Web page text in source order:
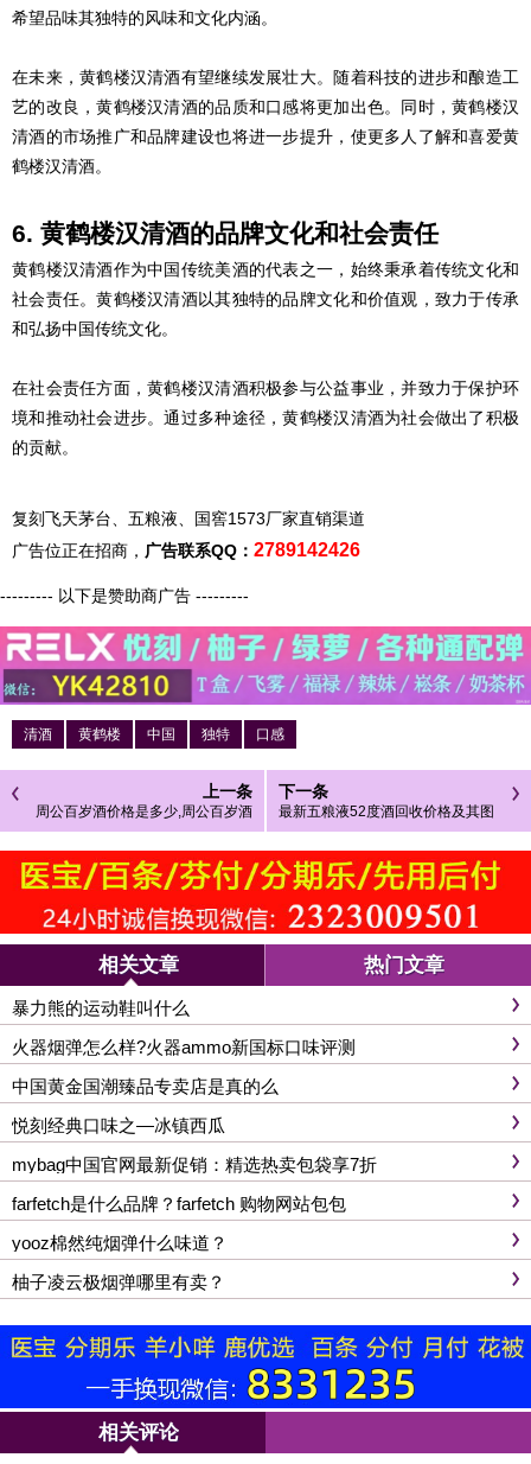
希望品味其独特的风味和文化内涵。
在未来，黄鹤楼汉清酒有望继续发展壮大。随着科技的进步和酿造工
艺的改良，黄鹤楼汉清酒的品质和口感将更加出色。同时，黄鹤楼汉
清酒的市场推广和品牌建设也将进一步提升，使更多人了解和喜爱黄
鹤楼汉清酒。
6. 黄鹤楼汉清酒的品牌文化和社会责任
黄鹤楼汉清酒作为中国传统美酒的代表之一，始终秉承着传统文化和
社会责任。黄鹤楼汉清酒以其独特的品牌文化和价值观，致力于传承
和弘扬中国传统文化。
在社会责任方面，黄鹤楼汉清酒积极参与公益事业，并致力于保护环
境和推动社会进步。通过多种途径，黄鹤楼汉清酒为社会做出了积极
的贡献。
复刻飞天茅台、五粮液、国窖1573厂家直销渠道
广告位正在招商， 广告联系QQ： 2789142426
--------- 以下是赞助商广告 ---------
清酒 黄鹤楼 中国 独特 口感
上一条
周公百岁酒价格是多少,周公百岁酒
礼盒装价格表图一览
下一条
最新五粮液52度酒回收价格及其图
片,52度五粮液多少钱一瓶
相关文章 热门文章
暴力熊的运动鞋叫什么
火器烟弹怎么样?火器ammo新国标口味评测
中国黄金国潮臻品专卖店是真的么
悦刻经典口味之—冰镇西瓜
mybag中国官网最新促销：精选热卖包袋享7折
farfetch是什么品牌？farfetch 购物网站包包
yooz棉然纯烟弹什么味道？
柚子凌云极烟弹哪里有卖？
相关评论